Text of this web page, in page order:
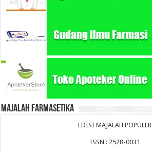
Majalah Farmasetika
EDISI MAJALAH POPULER
ISSN : 2528-0031